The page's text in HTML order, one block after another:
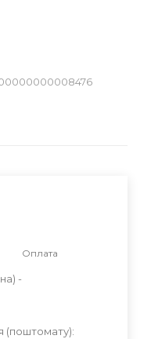
Оплата
-
(поштомату):